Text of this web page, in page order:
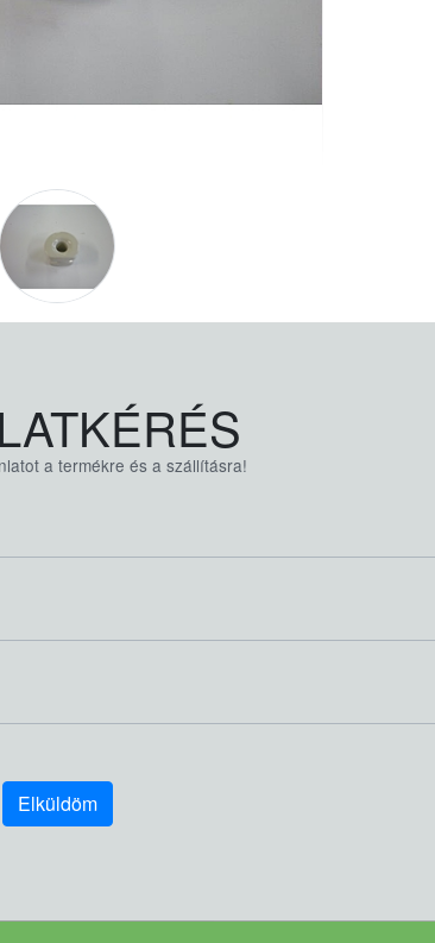
a termékre és a szállításra!
Elküldöm